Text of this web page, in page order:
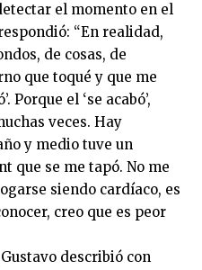
el momento en el
“En realidad,
de cosas, de
que toqué y que me
Porque el ‘se acabó’,
veces. Hay
y medio tuve un
que se me tapó. No me
siendo cardíaco, es
creo que es peor
describió con